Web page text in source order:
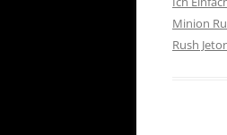
Minion
Rush